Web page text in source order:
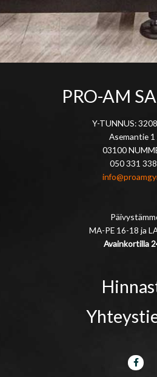
PRO-AM
Y-TUNNUS:
Asemantie 1
03100
050 331
MA-PE 16-18 ja
Avainkortilla
F
a